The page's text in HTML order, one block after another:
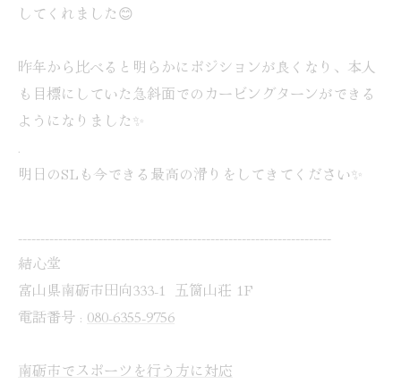
してくれました😊
昨年から比べると明らかにポジションが良くなり、本人
も目標にしていた急斜面でのカービングターンができる
ようになりました✨
明日のSLも今できる最高の滑りをしてきてください✨
----------------------------------------------------------------------
結心堂
富山県南砺市田向333-1 五箇山荘 1F
電話番号 : 080-6355-9756
南砺市でスポーツを行う方に対応